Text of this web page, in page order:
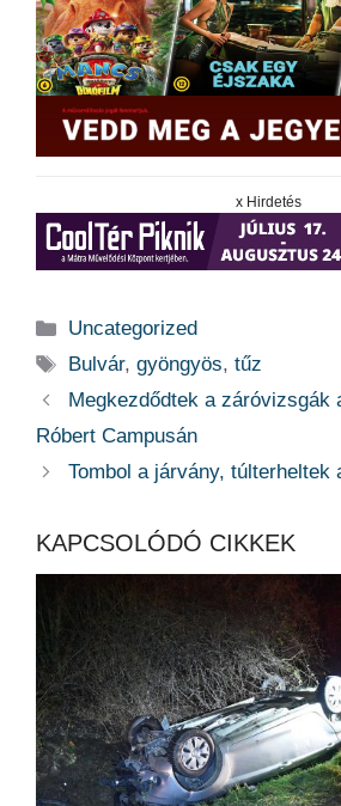
x Hirdetés
Kategória
Uncategorized
Címkék
Bulvár,gyöngyös,tűz
Megkezdődtek a záróvizsgák
Róbert Campusán
Tombol a járvány, túlterheltek
KAPCSOLÓDÓ CIKKEK